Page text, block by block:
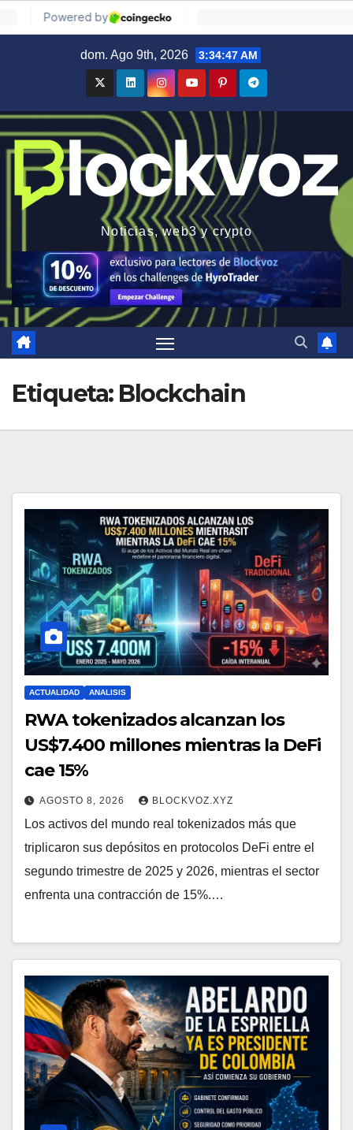
dom. Ago 9th, 2026 3:34:49 AM
Noticias, web3 y crypto
Etiqueta: Blockchain
ACTUALIDAD ANALISIS
RWA tokenizados alcanzan los
US$7.400 millones mientras la DeFi
cae 15%
AGOSTO 8, 2026 BLOCKVOZ.XYZ
Los activos del mundo real tokenizados más que
triplicaron sus depósitos en protocolos DeFi entre el
segundo trimestre de 2025 y 2026, mientras el sector
enfrenta una contracción de 15%.…